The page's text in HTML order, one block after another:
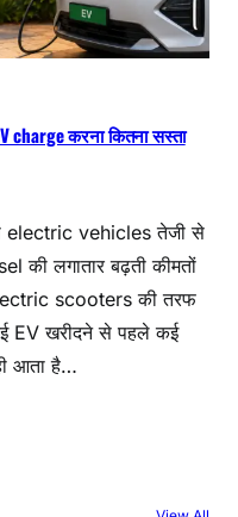
charge करना कितना सस्ता
electric vehicles तेजी से
लगातार बढ़ती कीमतों
scooters की तरफ
EV खरीदने से पहले कई
आता है…